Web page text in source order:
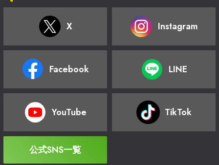
X Instagram
Facebook LINE
YouTube TikTok
公式SNS一覧